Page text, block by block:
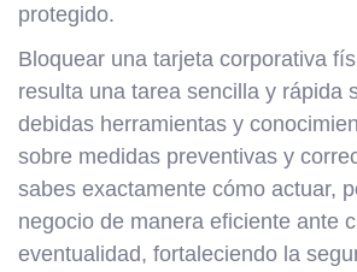
protegido.
Bloquear una tarjeta corporativa
resulta una tarea sencilla y rápida
debidas herramientas y
sobre medidas preventivas y
sabes exactamente cómo actuar,
negocio de manera eficiente ante
eventualidad, fortaleciendo la